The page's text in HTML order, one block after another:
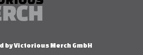
Victorious Merch GmbH